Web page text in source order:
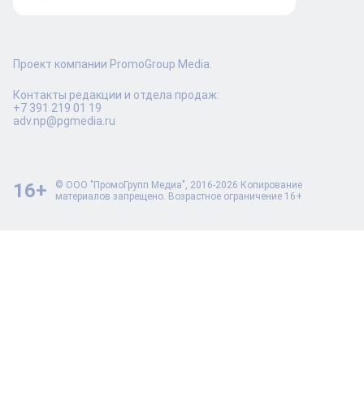
Проект компании PromoGroup Media.
Контакты редакции и отдела продаж:
+7 391 219 01 19
adv.np@pgmedia.ru
© ООО "ПромоГрупп Медиа", 2016-2026 Копирование
материалов запрещено. Возрастное ограничение 16+
16+